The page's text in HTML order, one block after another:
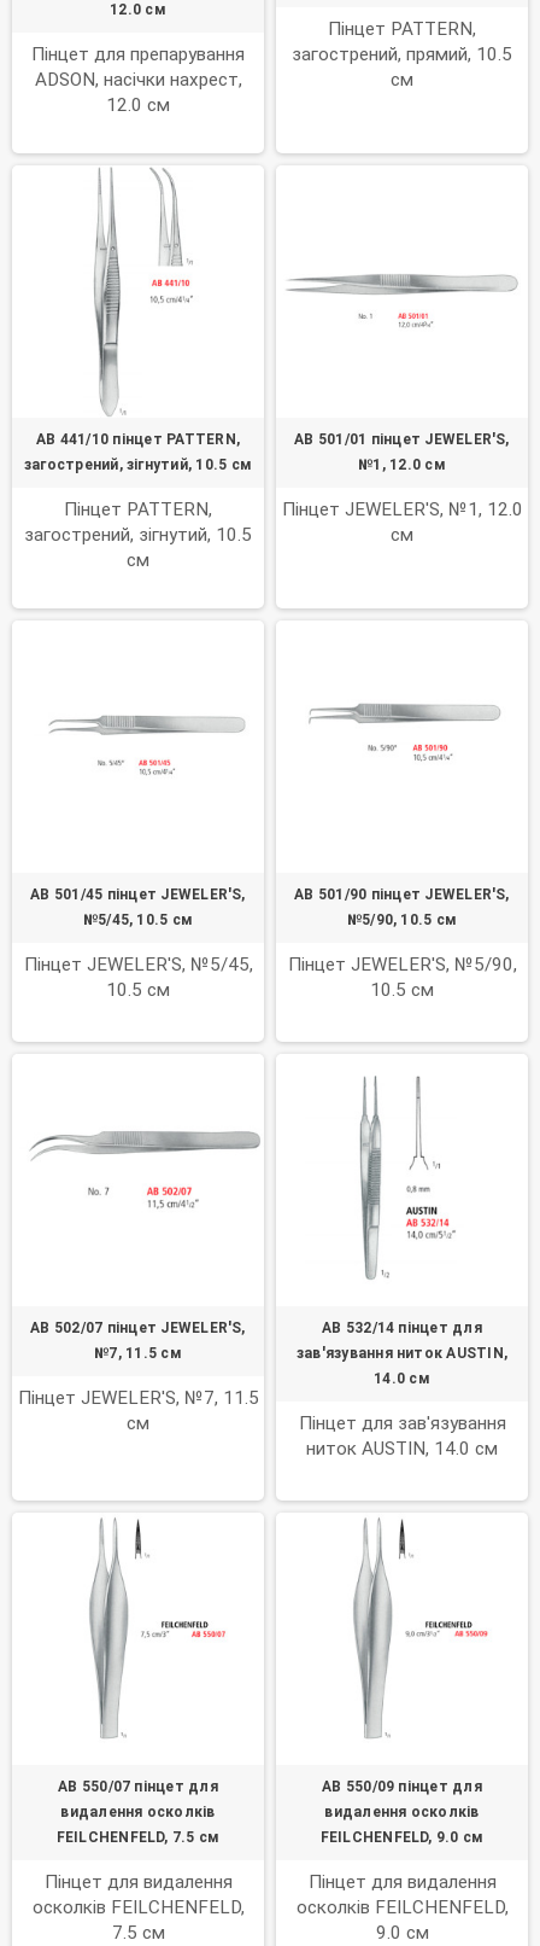
12.0 см
Пінцет для препарування
ADSON, насічки нахрест,
12.0 см
Пінцет PATTERN,
загострений, прямий, 10.5
см
AB 441/10 пінцет PATTERN,
загострений, зігнутий, 10.5 см
Пінцет PATTERN,
загострений, зігнутий, 10.5
см
AB 501/01 пінцет JEWELER'S,
№1, 12.0 см
Пінцет JEWELER'S, №1, 12.0
см
AB 501/45 пінцет JEWELER'S,
№5/45, 10.5 см
Пінцет JEWELER'S, №5/45,
10.5 см
AB 501/90 пінцет JEWELER'S,
№5/90, 10.5 см
Пінцет JEWELER'S, №5/90,
10.5 см
AB 502/07 пінцет JEWELER'S,
№7, 11.5 см
Пінцет JEWELER'S, №7, 11.5
см
AB 532/14 пінцет для
зав'язування ниток AUSTIN,
14.0 см
Пінцет для зав'язування
ниток AUSTIN, 14.0 см
AB 550/07 пінцет для
видалення осколків
FEILCHENFELD, 7.5 см
Пінцет для видалення
осколків FEILCHENFELD,
7.5 см
AB 550/09 пінцет для
видалення осколків
FEILCHENFELD, 9.0 см
Пінцет для видалення
осколків FEILCHENFELD,
9.0 см